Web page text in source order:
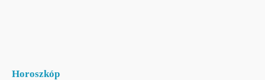
Horoszkóp